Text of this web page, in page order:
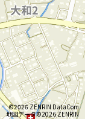
©2026 ZENRIN DataCom
地図データ©2026 ZENRIN